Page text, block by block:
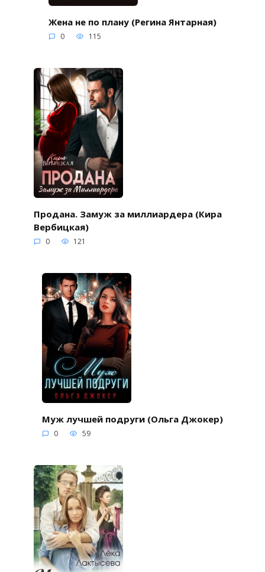
Жена не по плану (Регина Янтарная)
0 115
Продана. Замуж за миллиардера (Кира
Вербицкая)
0 121
Муж лучшей подруги (Ольга Джокер)
0 59